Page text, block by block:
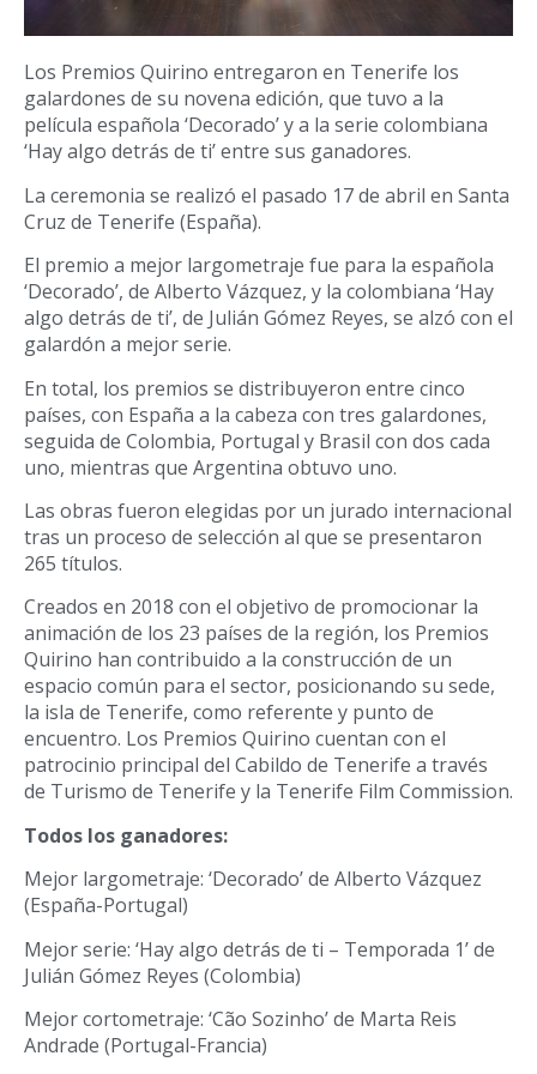
Los Premios Quirino entregaron en Tenerife los
galardones de su novena edición, que tuvo a la
película española ‘Decorado’ y a la serie colombiana
‘Hay algo detrás de ti’ entre sus ganadores.
La ceremonia se realizó el pasado 17 de abril en Santa
Cruz de Tenerife (España).
El premio a mejor largometraje fue para la española
‘Decorado’, de Alberto Vázquez, y la colombiana ‘Hay
algo detrás de ti’, de Julián Gómez Reyes, se alzó con el
galardón a mejor serie.
En total, los premios se distribuyeron entre cinco
países, con España a la cabeza con tres galardones,
seguida de Colombia, Portugal y Brasil con dos cada
uno, mientras que Argentina obtuvo uno.
Las obras fueron elegidas por un jurado internacional
tras un proceso de selección al que se presentaron
265 títulos.
Creados en 2018 con el objetivo de promocionar la
animación de los 23 países de la región, los Premios
Quirino han contribuido a la construcción de un
espacio común para el sector, posicionando su sede,
la isla de Tenerife, como referente y punto de
encuentro. Los Premios Quirino cuentan con el
patrocinio principal del Cabildo de Tenerife a través
de Turismo de Tenerife y la Tenerife Film Commission.
Todos los ganadores:
Mejor largometraje: ‘Decorado’ de Alberto Vázquez
(España-Portugal)
Mejor serie: ‘Hay algo detrás de ti – Temporada 1’ de
Julián Gómez Reyes (Colombia)
Mejor cortometraje: ‘Cão Sozinho’ de Marta Reis
Andrade (Portugal-Francia)